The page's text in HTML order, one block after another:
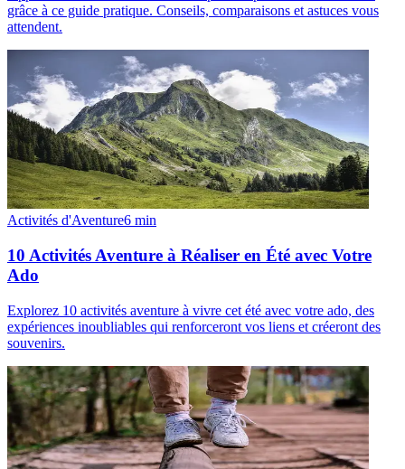
grâce à ce guide pratique. Conseils, comparaisons et astuces vous
attendent.
Activités d'Aventure6 min
10 Activités Aventure à Réaliser en Été avec Votre
Ado
Explorez 10 activités aventure à vivre cet été avec votre ado, des
expériences inoubliables qui renforceront vos liens et créeront des
souvenirs.